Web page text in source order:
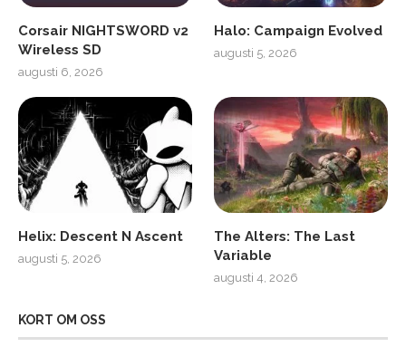
Corsair NIGHTSWORD v2
Wireless SD
augusti 6, 2026
Halo: Campaign Evolved
augusti 5, 2026
Helix: Descent N Ascent
augusti 5, 2026
The Alters: The Last
Variable
augusti 4, 2026
KORT OM OSS